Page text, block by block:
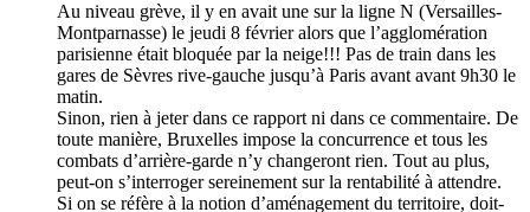
Au niveau grève, il y en avait une sur la ligne N (Versailles-
Montparnasse) le jeudi 8 février alors que l’agglomération
parisienne était bloquée par la neige!!! Pas de train dans les
gares de Sèvres rive-gauche jusqu’à Paris avant avant 9h30 le
matin.
Sinon, rien à jeter dans ce rapport ni dans ce commentaire. De
toute manière, Bruxelles impose la concurrence et tous les
combats d’arrière-garde n’y changeront rien. Tout au plus,
peut-on s’interroger sereinement sur la rentabilité à attendre.
Si on se réfère à la notion d’aménagement du territoire, doit-